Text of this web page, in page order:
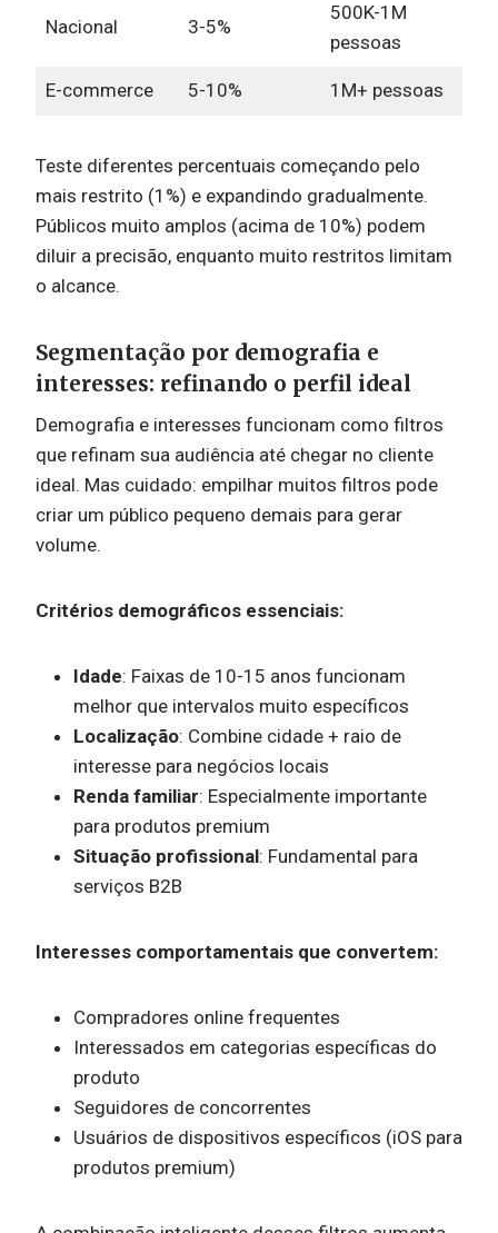
Nacional 3-5%
500K-1M
pessoas
E-commerce 5-10% 1M+ pessoas
Teste diferentes percentuais começando pelo
mais restrito (1%) e expandindo gradualmente.
Públicos muito amplos (acima de 10%) podem
diluir a precisão, enquanto muito restritos limitam
o alcance.
Segmentação por demografia e
interesses: refinando o perfil ideal
Demografia e interesses funcionam como filtros
que refinam sua audiência até chegar no cliente
ideal. Mas cuidado: empilhar muitos filtros pode
criar um público pequeno demais para gerar
volume.
Critérios demográficos essenciais:
Idade: Faixas de 10-15 anos funcionam
melhor que intervalos muito específicos
Localização: Combine cidade + raio de
interesse para negócios locais
Renda familiar: Especialmente importante
para produtos premium
Situação profissional: Fundamental para
serviços B2B
Interesses comportamentais que convertem:
Compradores online frequentes
Interessados em categorias específicas do
produto
Seguidores de concorrentes
Usuários de dispositivos específicos (iOS para
produtos premium)